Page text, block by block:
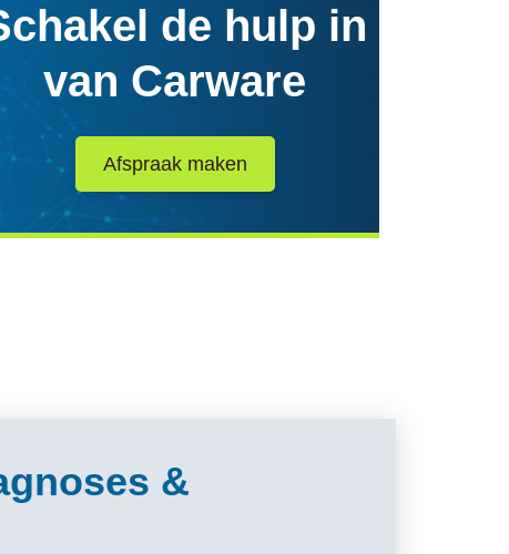
de hulp in
van Carware
Afspraak maken
&